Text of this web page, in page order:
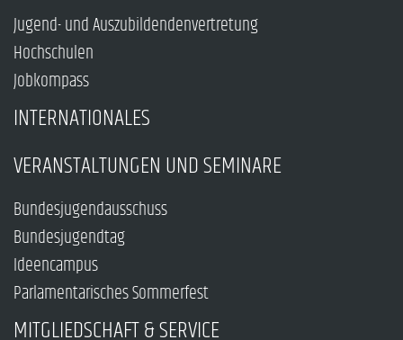
Jugend- und Auszubildendenvertretung
Hochschulen
Jobkompass
INTERNATIONALES
VERANSTALTUNGEN UND SEMINARE
Bundesjugendausschuss
Bundesjugendtag
Ideencampus
Parlamentarisches Sommerfest
MITGLIEDSCHAFT & SERVICE